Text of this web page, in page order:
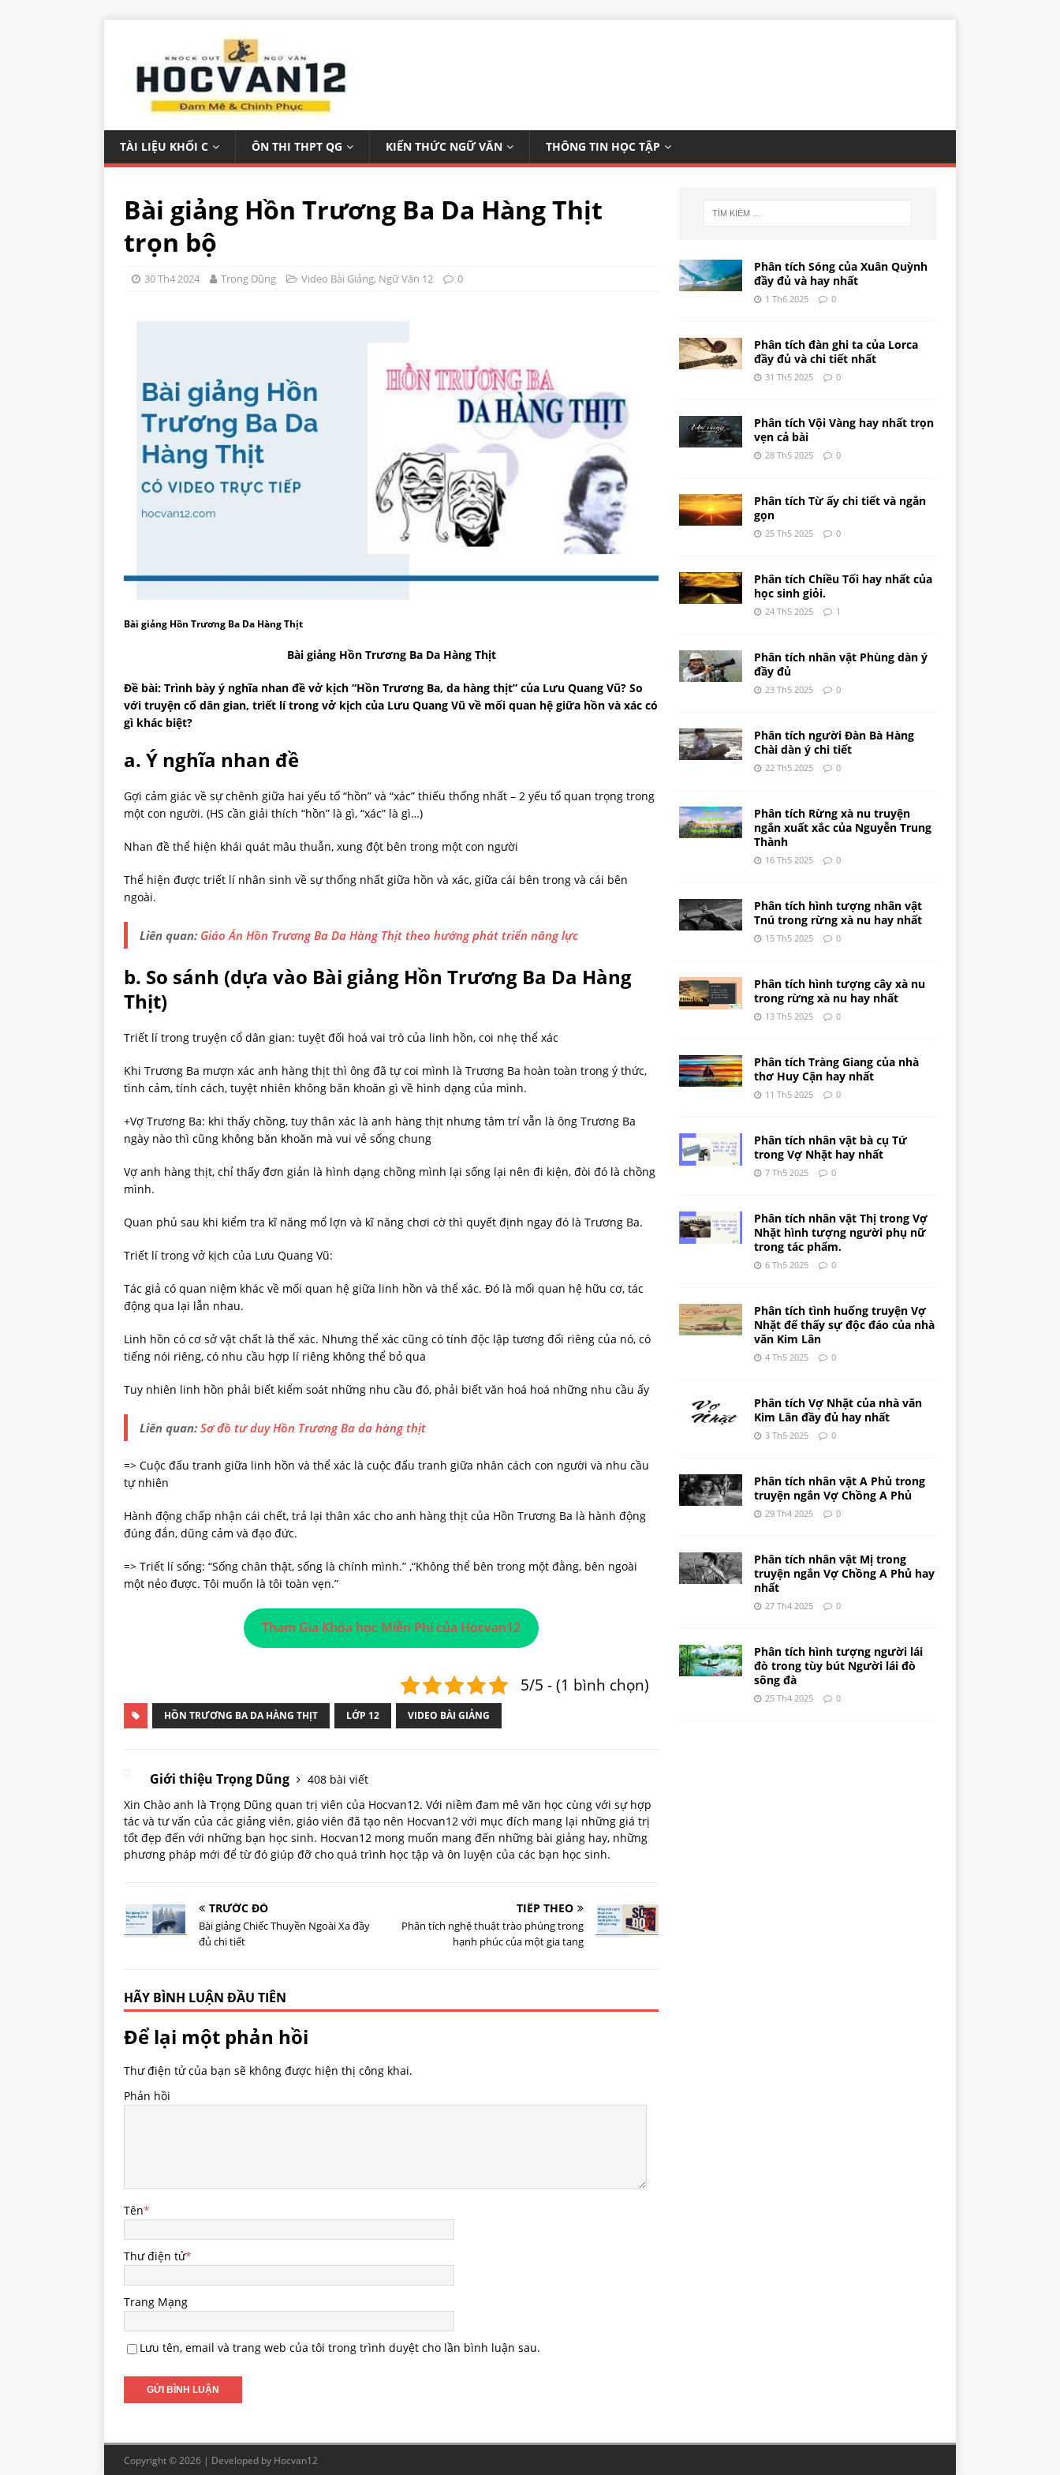
TÀI LIỆU KHỐI C ÔN THI THPT QG KIẾN THỨC NGỮ VĂN THÔNG TIN HỌC TẬP
Bài giảng Hồn Trương Ba Da Hàng Thịt
trọn bộ
30 Th4 2024 Trọng Dũng Video Bài Giảng, Ngữ Văn 12 0
Bài giảng Hồn Trương Ba Da Hàng Thịt
Bài giảng Hồn Trương Ba Da Hàng Thịt
Đề bài: Trình bày ý nghĩa nhan đề vở kịch “Hồn Trương Ba, da hàng thịt” của Lưu Quang Vũ? So
với truyện cổ dân gian, triết lí trong vở kịch của Lưu Quang Vũ về mối quan hệ giữa hồn và xác có
gì khác biệt?
a. Ý nghĩa nhan đề
Gợi cảm giác về sự chênh giữa hai yếu tố “hồn” và “xác” thiếu thống nhất – 2 yếu tố quan trọng trong
một con người. (HS cần giải thích “hồn” là gì, “xác” là gì…)
Nhan đề thể hiện khái quát mâu thuẫn, xung đột bên trong một con người
Thể hiện được triết lí nhân sinh về sự thống nhất giữa hồn và xác, giữa cái bên trong và cái bên
ngoài.
Liên quan: Giáo Án Hồn Trương Ba Da Hàng Thịt theo hướng phát triển năng lực
b. So sánh (dựa vào Bài giảng Hồn Trương Ba Da Hàng
Thịt)
Triết lí trong truyện cổ dân gian: tuyệt đối hoá vai trò của linh hồn, coi nhẹ thể xác
Khi Trương Ba mượn xác anh hàng thịt thì ông đã tự coi mình là Trương Ba hoàn toàn trong ý thức,
tình cảm, tính cách, tuyệt nhiên không băn khoăn gì về hình dạng của mình.
+Vợ Trương Ba: khi thấy chồng, tuy thân xác là anh hàng thịt nhưng tâm trí vẫn là ông Trương Ba
ngày nào thì cũng không băn khoăn mà vui vẻ sống chung
Vợ anh hàng thịt, chỉ thấy đơn giản là hình dạng chồng mình lại sống lại nên đi kiện, đòi đó là chồng
mình.
Quan phủ sau khi kiểm tra kĩ năng mổ lợn và kĩ năng chơi cờ thì quyết định ngay đó là Trương Ba.
Triết lí trong vở kịch của Lưu Quang Vũ:
Tác giả có quan niệm khác về mối quan hệ giữa linh hồn và thể xác. Đó là mối quan hệ hữu cơ, tác
động qua lại lẫn nhau.
Linh hồn có cơ sở vật chất là thể xác. Nhưng thể xác cũng có tính độc lập tương đối riêng của nó, có
tiếng nói riêng, có nhu cầu hợp lí riêng không thể bỏ qua
Tuy nhiên linh hồn phải biết kiểm soát những nhu cầu đó, phải biết văn hoá hoá những nhu cầu ấy
Liên quan: Sơ đồ tư duy Hồn Trương Ba da hàng thịt
=> Cuộc đấu tranh giữa linh hồn và thể xác là cuộc đấu tranh giữa nhân cách con người và nhu cầu
tự nhiên
Hành động chấp nhận cái chết, trả lại thân xác cho anh hàng thịt của Hồn Trương Ba là hành động
đúng đắn, dũng cảm và đạo đức.
=> Triết lí sống: “Sống chân thật, sống là chính mình.” ,“Không thể bên trong một đằng, bên ngoài
một nẻo được. Tôi muốn là tôi toàn vẹn.”
Tham Gia Khóa học Miễn Phí của Hocvan12
5/5 - (1 bình chọn)
HỒN TRƯƠNG BA DA HÀNG THỊT LỚP 12 VIDEO BÀI GIẢNG
Giới thiệu Trọng Dũng
408 bài viết
Xin Chào anh là Trọng Dũng quan trị viên của Hocvan12. Với niềm đam mê văn học cùng với sự hợp
tác và tư vấn của các giảng viên, giáo viên đã tạo nên Hocvan12 với mục đích mang lại những giá trị
tốt đẹp đến với những bạn học sinh. Hocvan12 mong muốn mang đến những bài giảng hay, những
phương pháp mới để từ đó giúp đỡ cho quá trình học tập và ôn luyện của các bạn học sinh.
TRƯỚC ĐÓ
Bài giảng Chiếc Thuyền Ngoài Xa đầy
đủ chi tiết
TIẾP THEO
Phân tích nghệ thuật trào phúng trong
hạnh phúc của một gia tang
HÃY BÌNH LUẬN ĐẦU TIÊN
Để lại một phản hồi
Thư điện tử của bạn sẽ không được hiện thị công khai.
Phản hồi
Tên*
Thư điện tử*
Trang Mạng
Lưu tên, email và trang web của tôi trong trình duyệt cho lần bình luận sau.
Phân tích Sóng của Xuân Quỳnh
đầy đủ và hay nhất
1 Th6 2025 0
Phân tích đàn ghi ta của Lorca
đầy đủ và chi tiết nhất
31 Th5 2025 0
Phân tích Vội Vàng hay nhất trọn
vẹn cả bài
28 Th5 2025 0
Phân tích Từ ấy chi tiết và ngắn
gọn
25 Th5 2025 0
Phân tích Chiều Tối hay nhất của
học sinh giỏi.
24 Th5 2025 1
Phân tích nhân vật Phùng dàn ý
đầy đủ
23 Th5 2025 0
Phân tích người Đàn Bà Hàng
Chài dàn ý chi tiết
22 Th5 2025 0
Phân tích Rừng xà nu truyện
ngắn xuất xắc của Nguyễn Trung
Thành
16 Th5 2025 0
Phân tích hình tượng nhân vật
Tnú trong rừng xà nu hay nhất
15 Th5 2025 0
Phân tích hình tượng cây xà nu
trong rừng xà nu hay nhất
13 Th5 2025 0
Phân tích Tràng Giang của nhà
thơ Huy Cận hay nhất
11 Th5 2025 0
Phân tích nhân vật bà cụ Tứ
trong Vợ Nhặt hay nhất
7 Th5 2025 0
Phân tích nhân vật Thị trong Vợ
Nhặt hình tượng người phụ nữ
trong tác phẩm.
6 Th5 2025 0
Phân tích tình huống truyện Vợ
Nhặt để thấy sự độc đáo của nhà
văn Kim Lân
4 Th5 2025 0
Phân tích Vợ Nhặt của nhà văn
Kim Lân đầy đủ hay nhất
3 Th5 2025 0
Phân tích nhân vật A Phủ trong
truyện ngắn Vợ Chồng A Phủ
29 Th4 2025 0
Phân tích nhân vật Mị trong
truyện ngắn Vợ Chồng A Phủ hay
nhất
27 Th4 2025 0
Phân tích hình tượng người lái
đò trong tùy bút Người lái đò
sông đà
25 Th4 2025 0
Copyright © 2026 | Developed by Hocvan12